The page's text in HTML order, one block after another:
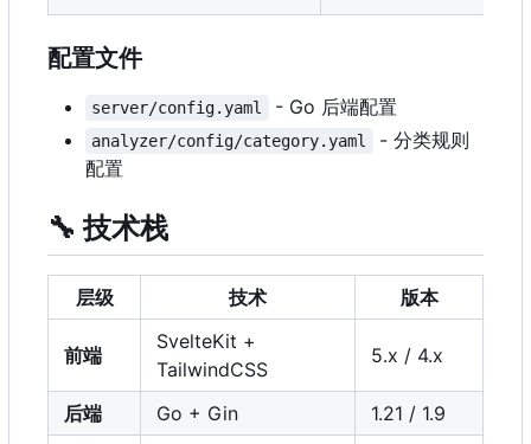
配置文件
server/config.yaml - Go 后端配置
analyzer/config/category.yaml
- 分类规则
配置
🔧 技术栈
层级 技术 版本
前端
SvelteKit +
TailwindCSS
5.x / 4.x
后端 Go + Gin
1.21 / 1.9